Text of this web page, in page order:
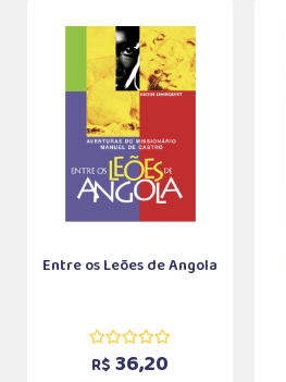
Entre os Leões de Angola
R$ 36,20